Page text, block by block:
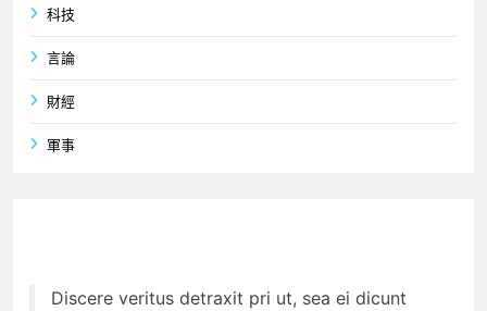
科技
言論
財經
軍事
Discere veritus detraxit pri ut, sea ei dicunt